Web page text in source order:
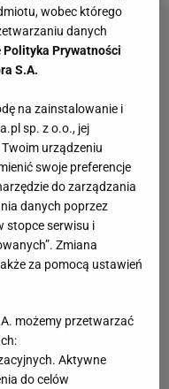
wobec którego
danych
Polityka Prywatności
S.A.
na zainstalowanie i
sp. z o.o., jej
urządzeniu
swoje preferencje
do zarządzania
danych poprzez
stopce serwisu i
Zmiana
za pomocą ustawień
możemy przetwarzać
Aktywne
do celów